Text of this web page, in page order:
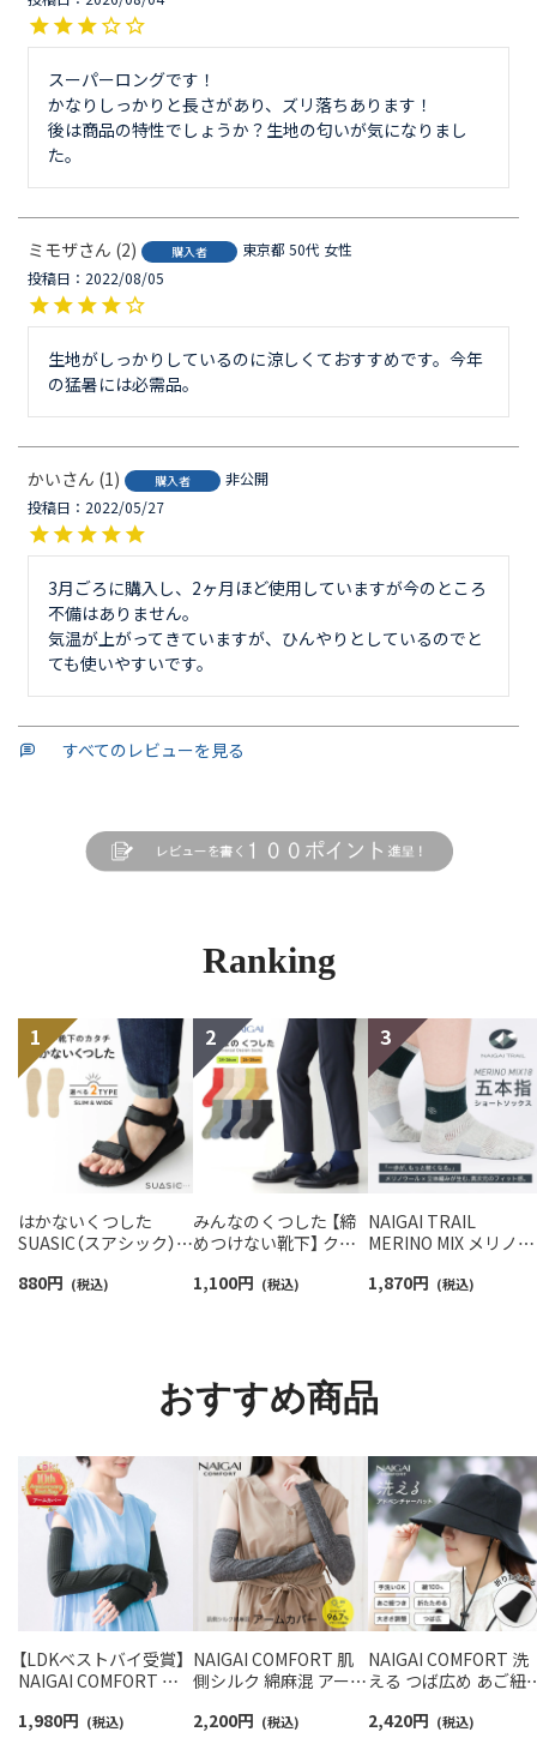
スーパーロングです！
かなりしっかりと長さがあり、ズリ落ちあります！
後は商品の特性でしょうか？生地の匂いが気になりまし
た。
ミモザ 2 購入者 東京都 50代 女性
投稿日
2022/08/05
生地がしっかりしているのに涼しくておすすめです。今年
の猛暑には必需品。
かい 1 購入者
非公開
投稿日
2022/05/27
3月ごろに購入し、2ヶ月ほど使用していますが今のところ
不備はありません。
気温が上がってきていますが、ひんやりとしているのでと
ても使いやすいです。
すべてのレビューを見る
Ranking
はかないくつした
SUASIC（スアシック）
抗菌防臭 ソックス メン
880円 (税込)
みんなのくつした 【締
めつけない靴下】 クル
【24-26cm】【26-28cm】
1,100円 (税込)
NAIGAI TRAIL
MERINO MIX メリノウ
ツソックス アーチフィ
送】90370010
1,870円 (税込)
おすすめ商品
【LDKベストバイ受賞】
NAIGAI COMFORT 接
アームカバー スーパー
1,980円 (税込)
NAIGAI COMFORT 肌
側シルク 綿麻混 アーム
地 UVカット 【365日最
2,200円 (税込)
NAIGAI COMFORT 洗
える つば広め あご紐
ャーハット サイズ調
2,420円 (税込)